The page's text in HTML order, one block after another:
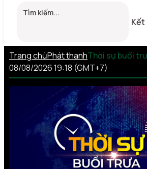
Kết
Trang chủPhát thanhThời sự buổi
08/08/2026 19:18 (GMT+7)